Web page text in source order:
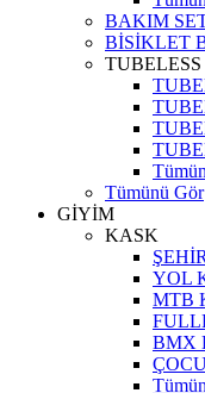
BAKIM
BİSİKLET
Tümünü Gör
GİYİM
KASK
YOL
MTB
BMX